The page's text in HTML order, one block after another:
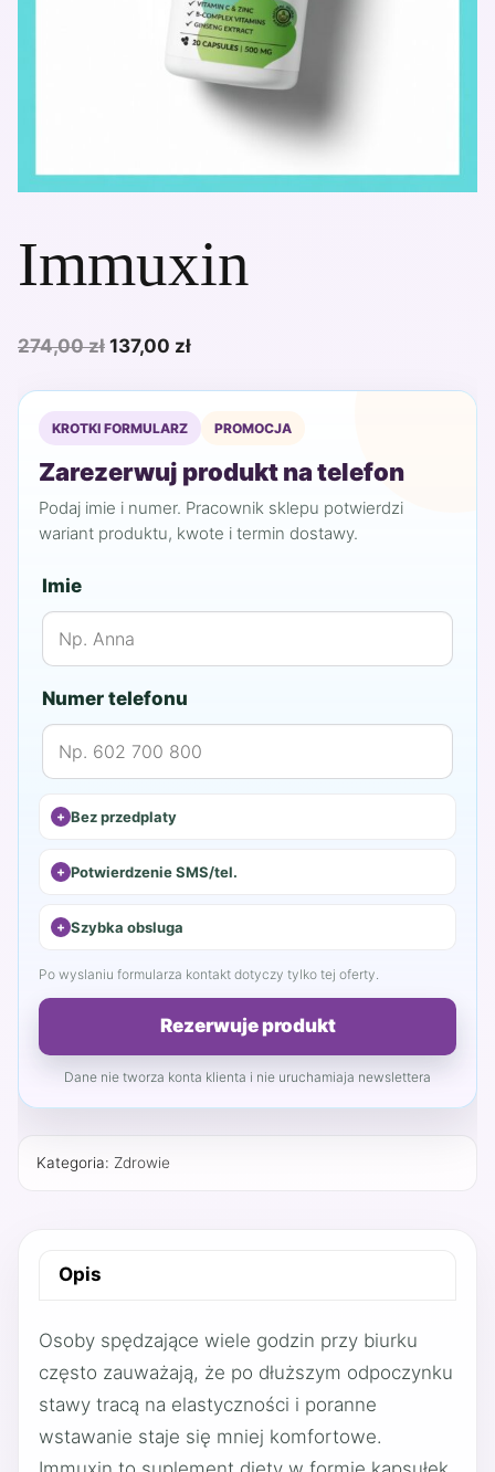
Immuxin
274,00zł Pierwotna
274,00 zł.
137,00 złAktualna
137,00 zł.
KROTKI FORMULARZ PROMOCJA
Zarezerwuj produkt na telefon
Podaj imie i numer. Pracownik sklepu potwierdzi
wariant produktu, kwote i termin dostawy.
Imie
Numer telefonu
Bez przedplaty
Potwierdzenie SMS/tel.
Szybka obsluga
Po wyslaniu formularza kontakt dotyczy tylko tej oferty.
Rezerwuje produkt
Dane nie tworza konta klienta i nie uruchamiaja newslettera
Kategoria: Zdrowie
Opis
Osoby spędzające wiele godzin przy biurku
często zauważają, że po dłuższym odpoczynku
stawy tracą na elastyczności i poranne
wstawanie staje się mniej komfortowe.